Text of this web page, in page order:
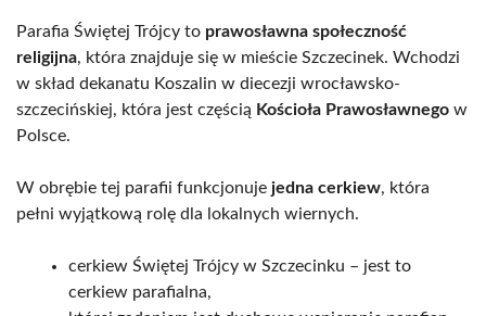
Parafia Świętej Trójcy to prawosławna społeczność
religijna, która znajduje się w mieście Szczecinek. Wchodzi
w skład dekanatu Koszalin w diecezji wrocławsko-
szczecińskiej, która jest częścią Kościoła Prawosławnego w
Polsce.
W obrębie tej parafii funkcjonuje jedna cerkiew, która
pełni wyjątkową rolę dla lokalnych wiernych.
cerkiew Świętej Trójcy w Szczecinku – jest to
cerkiew parafialna,